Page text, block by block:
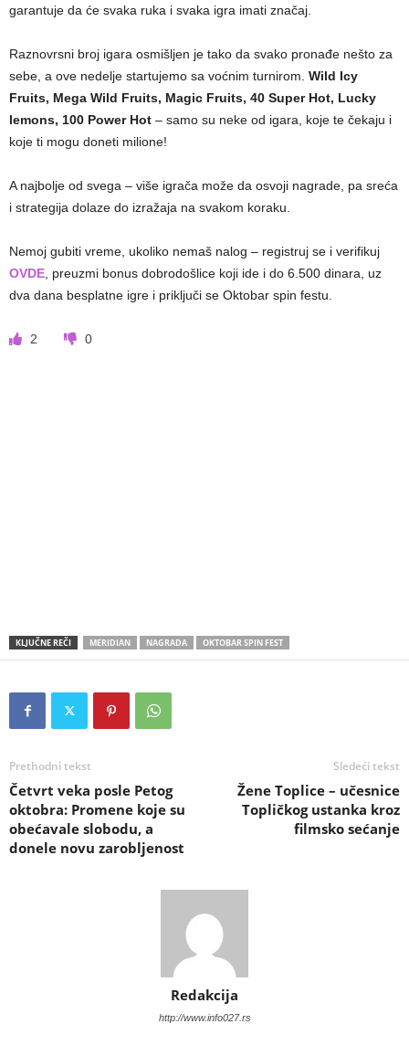
garantuje da će svaka ruka i svaka igra imati značaj.
Raznovrsni broj igara osmišljen je tako da svako pronađe nešto za
sebe, a ove nedelje startujemo sa voćnim turnirom. Wild Icy
Fruits, Mega Wild Fruits, Magic Fruits, 40 Super Hot, Lucky
lemons, 100 Power Hot – samo su neke od igara, koje te čekaju i
koje ti mogu doneti milione!
A najbolje od svega – više igrača može da osvoji nagrade, pa sreća
i strategija dolaze do izražaja na svakom koraku.
Nemoj gubiti vreme, ukoliko nemaš nalog – registruj se i verifikuj
OVDE, preuzmi bonus dobrodošlice koji ide i do 6.500 dinara, uz
dva dana besplatne igre i priključi se Oktobar spin festu.
2 0
KLJUČNE REČI MERIDIAN NAGRADA OKTOBAR SPIN FEST
Prethodni tekst
Četvrt veka posle Petog
oktobra: Promene koje su
obećavale slobodu, a
donele novu zarobljenost
Sledeći tekst
Žene Toplice – učesnice
Topličkog ustanka kroz
filmsko sećanje
Redakcija
http://www.info027.rs